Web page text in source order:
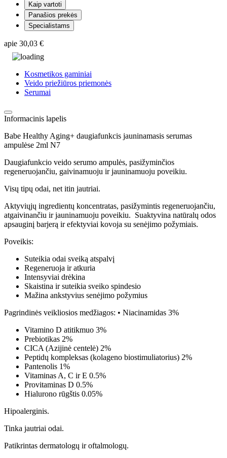
Kaip vartoti
Panašios prekės
Specialistams
apie 30,03 €
Kosmetikos gaminiai
Veido priežiūros priemonės
Serumai
Informacinis lapelis
Babe Healthy Aging+ daugiafunkcis jauninamasis serumas
ampulėse 2ml N7
Daugiafunkcio veido serumo ampulės, pasižyminčios
regeneruojančiu, gaivinamuoju ir jauninamuoju poveikiu.
Visų tipų odai, net itin jautriai.
Aktyviųjų ingredientų koncentratas, pasižymintis regeneruojančiu,
atgaivinančiu ir jauninamuoju poveikiu. Suaktyvina natūralų odos
apsauginį barjerą ir efektyviai kovoja su senėjimo požymiais.
Poveikis:
Suteikia odai sveiką atspalvį
Regeneruoja ir atkuria
Intensyviai drėkina
Skaistina ir suteikia sveiko spindesio
Mažina ankstyvius senėjimo požymius
Pagrindinės veikliosios medžiagos: • Niacinamidas 3%
Vitamino D atitikmuo 3%
Prebiotikas 2%
CICA (Azijinė centelė) 2%
Peptidų kompleksas (kolageno biostimuliatorius) 2%
Pantenolis 1%
Vitaminas A, C ir E 0.5%
Provitaminas D 0.5%
Hialurono rūgštis 0.05%
Hipoalerginis.
Tinka jautriai odai.
Patikrintas dermatologų ir oftalmologų.